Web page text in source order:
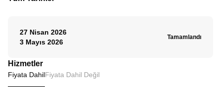
27 Nisan 2026
3 Mayıs 2026
Tamamlandı
Hizmetler
Fiyata DahilFiyata Dahil Değil